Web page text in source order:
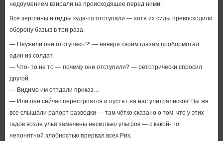
недоумением взирали на происходящее перед ними:
Все зерглины и гидры куда-то отступали — хотя их силы превосходили
оборону базыв в три раза.
— Неужели они отступают?! — неверя своим глазам пробормотал
один из солдат.
— Что- то не то — почему они отступили? — ретотрически спросил
другой.
— Видимо им оттдали приказ…
— Или они сейчас перестроятся и пустят на нас улитралисков! Вы же
все слышали рапорт разведки — там чётко сказано о том, что у этих
гадов возле улья замечены несколько ультров — с какой- то
непонятной злобностью прервал всех Рик.